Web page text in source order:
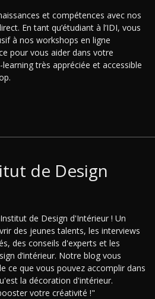
et compétences avec nos
En tant qu’étudiant à l’IDI, vous
à nos workshops en ligne
pour vous aider dans votre
très appréciée et accessible
de Design
de Design d'Intérieur ! Un
des jeunes talents, les interviews
des conseils d'experts et les
d’intérieur. Notre blog vous
ce que vous pouvez accomplir dans
la décoration d'intérieur.
votre créativité !"